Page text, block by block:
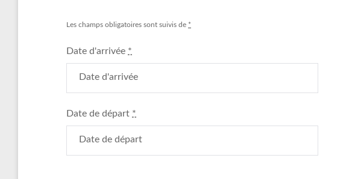
Les champs obligatoires sont suivis de *
Date d'arrivée *
Date de départ *